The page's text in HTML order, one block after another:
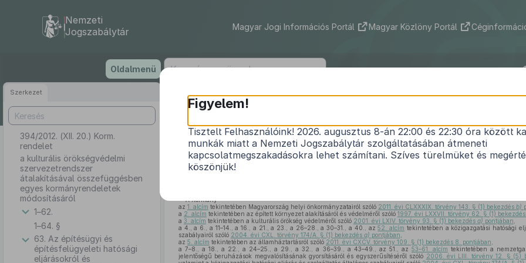
tartalomra
Nemzeti
Jogszabálytár
Magyar Jogi Információs Portál Magyar Közlöny Portál
Oldalmenü
Szerkezet
394/2012. (XII. 20.) Korm.
rendelet
a kulturális örökségvédelmi
szervezetrendszer
átalakításával összefüggésben
egyes kormányrendeletek
módosításáról
1–62.
1–64. §
63. Az építésügyi és
építésfelügyeleti hatósági
eljárásokról és
394/2012. (XII. 20.) Korm. rendelet
a kulturális örökségvédelmi szervezetrendszer átalakításával
egyes kormányrendeletek módosításáról
A Kormány
az 1. alcím tekintetében Magyarország helyi önkormányzatairól szóló 2011. évi CLXXXIX. törvény 143. § (1) bekezdés b)
a 2. alcím tekintetében az épített környezet alakításáról és védelméről szóló 1997. évi LXXVII. törvény 62. § (1)
a 3. alcím tekintetében a kulturális örökség védelméről szóló 2001. évi LXIV. törvény 93. § (1) bekezdés a) pontjában
a 4., a 6., a 11–14., a 16., a 21., a 23., a 26–28., a 30–31., a 40., az52. alcím tekintetében a közigazgatási hatósági
szabályairól szóló 2004. évi CXL. törvény 174/A. § (1) bekezdés a) pontjában
az 5. alcím tekintetében az államháztartásról szóló 2011. évi CXCV. törvény 109. § (1) bekezdés 8. pontjában
a 7–8., a 18., a 22., a 24–25., a 29., a 32., a 36–39., a 43–49., az 51., az 53–61. alcím tekintetében a
jelentőségű beruházások megvalósításának gyorsításáról és egyszerűsítéséről szóló 2006. évi LIII. törvény 12. § (5)
Figyelem!
Tisztelt Felhasználóink! 2026. augusztus 8-án 22:00 és 22:30 óra között
munkák miatt a Nemzeti Jogszabálytár szolgáltatásában átmeneti
kapcsolatmegszakadásokra lehet számítani. Szíves türelmüket és
köszönjük!